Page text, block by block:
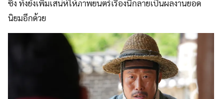
ซึ้ง ทั้งยังเพิ่มเสน่ห์ให้ภาพยนตร์เรื่องนี้กลายเป็นผลงานยอด
นิยมอีกด้วย